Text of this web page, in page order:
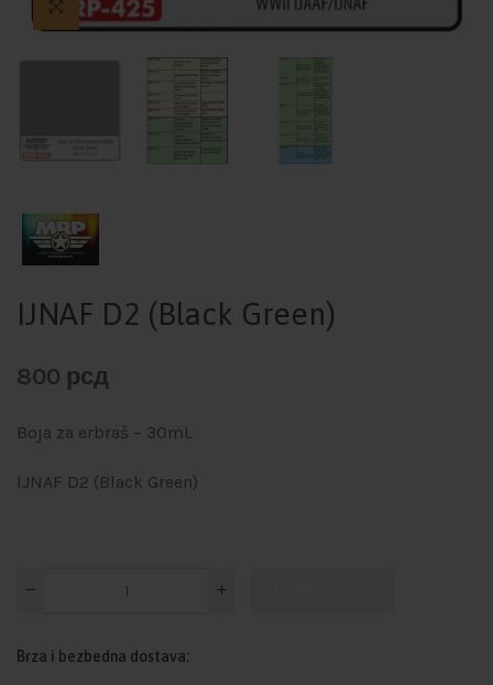
IJNAF D2 (Black Green)
800 рсд
Boja za erbraš – 30mL
IJNAF D2 (Black Green)
Brza i bezbedna dostava: